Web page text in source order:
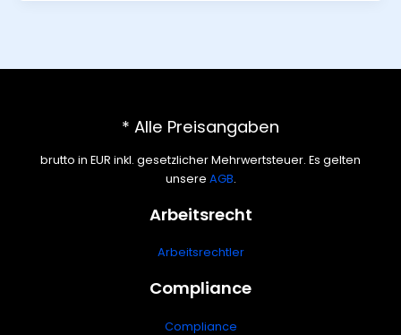
* Alle Preisangaben
brutto in EUR inkl. gesetzlicher Mehrwertsteuer. Es gelten
unsere AGB.
Arbeitsrecht
Arbeitsrechtler
Compliance
Compliance